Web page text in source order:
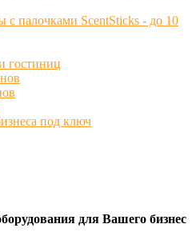
палочками ScentSticks - до 10
гостиниц
под ключ
для Вашего бизнес